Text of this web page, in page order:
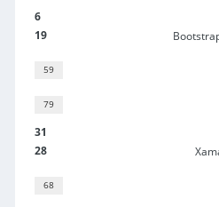
6
19
59
79
31
28
68